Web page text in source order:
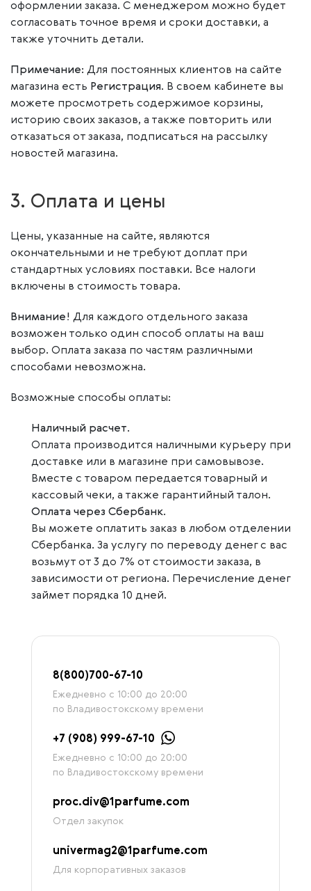
оформлении заказа. С менеджером можно будет
согласовать точное время и сроки доставки, а
также уточнить детали.
Примечание: Для постоянных клиентов на сайте
магазина есть Регистрация. В своем кабинете вы
можете просмотреть содержимое корзины,
историю своих заказов, а также повторить или
отказаться от заказа, подписаться на рассылку
новостей магазина.
3. Оплата и цены
Цены, указанные на сайте, являются
окончательными и не требуют доплат при
стандартных условиях поставки. Все налоги
включены в стоимость товара.
Внимание! Для каждого отдельного заказа
возможен только один способ оплаты на ваш
выбор. Оплата заказа по частям различными
способами невозможна.
Возможные способы оплаты:
Наличный расчет.
Оплата производится наличными курьеру при
доставке или в магазине при самовывозе.
Вместе с товаром передается товарный и
кассовый чеки, а также гарантийный талон.
Оплата через Сбербанк.
Вы можете оплатить заказ в любом отделении
Сбербанка. За услугу по переводу денег с вас
возьмут от 3 до 7% от стоимости заказа, в
зависимости от региона. Перечисление денег
займет порядка 10 дней.
8(800)700-67-10
Ежедневно с 10:00 до 20:00
по Владивостокскому времени
+7 (908) 999-67-10
Ежедневно с 10:00 до 20:00
по Владивостокскому времени
proc.div@1parfume.com
Отдел закупок
univermag2@1parfume.com
Для корпоративных заказов